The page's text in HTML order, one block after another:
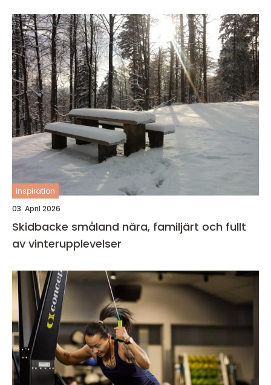
inspiration
03. April 2026
Skidbacke småland nära, familjärt och fullt
av vinterupplevelser